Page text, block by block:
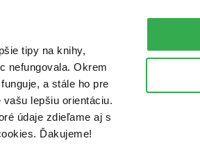
tipy na knihy,
nefungovala. Okrem
a stále ho pre
lepšiu orientáciu.
údaje zdieľame aj s
Ďakujeme!